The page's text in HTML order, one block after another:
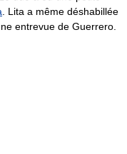
. Lita a même déshabillée
entrevue de Guerrero.